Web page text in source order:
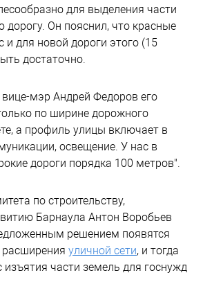
для выделения части
дорогу. Он пояснил, что красные
и для новой дороги этого (15
достаточно.
мэр Андрей Федоров его
по ширине дорожного
а профиль улицы включает в
освещение. У нас в
дороги порядка 100 метров".
по строительству,
Барнаула Антон Воробьев
решением появятся
уличной сети, и тогда
изъятия части земель для госнужд